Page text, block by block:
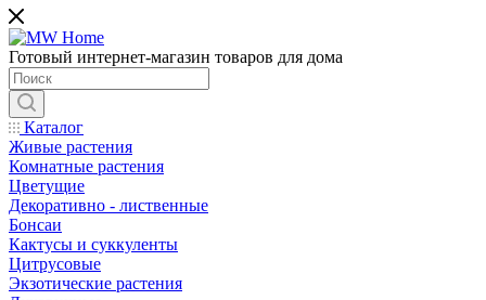
Готовый интернет-магазин товаров для дома
Каталог
Живые растения
Комнатные растения
Цветущие
Декоративно - лиственные
Бонсаи
Кактусы и суккуленты
Цитрусовые
Экзотические растения